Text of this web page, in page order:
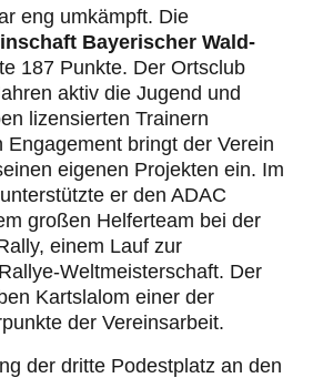
eng umkämpft. Die
Bayerischer Wald-
187 Punkte. Der Ortsclub
aktiv die Jugend und
lizensierten Trainern
Engagement bringt der Verein
eigenen Projekten ein. Im
er den ADAC
großen Helferteam bei der
einem Lauf zur
Weltmeisterschaft. Der
Kartslalom einer der
der Vereinsarbeit.
der dritte Podestplatz an den